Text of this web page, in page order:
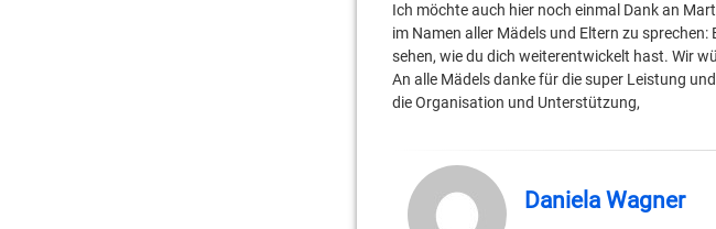
Ich möchte auch hier noch einmal Dank an
im Namen aller Mädels und Eltern zu
sehen, wie du dich weiterentwickelt hast. Wir
An alle Mädels danke für die super Leistung
die Organisation und Unterstützung,
Daniela Wagner